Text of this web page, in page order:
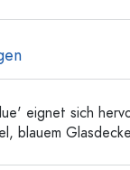
eignet sich
blauem